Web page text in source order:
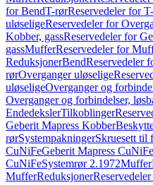
for BendT-rørReservedeler for
uløseligeReservedeler for
Kobber, gassReservedeler for
gassMufferReservedeler for
ReduksjonerBendReservedeler
rørOverganger uløselige
uløseligeOverganger og
Overganger og forbindelser,
EndedekslerTilkoblinger
Geberit Mapress Kobber
rørSystempakningerSkruesett til
CuNiFeGeberit Mapress CuNiFe
CuNiFeSystemrør 2.1972Muffer
MufferReduksjoner